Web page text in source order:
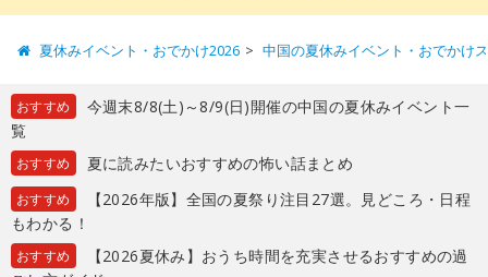
夏休みイベント・おでかけ2026 中国の夏休みイベント・おでかけ
おすすめ
今週末8/8(土)～8/9(日)開催の中国の夏休みイベント一
覧
おすすめ 夏に読みたいおすすめの怖い話まとめ
おすすめ
【2026年版】全国の夏祭り注目27選。見どころ・日程
もわかる！
おすすめ
【2026夏休み】おうち時間を充実させるおすすめの過